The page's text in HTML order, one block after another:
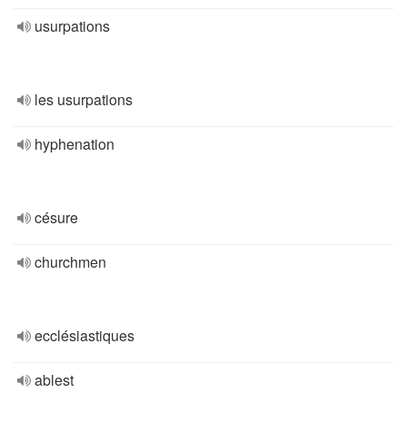
usurpations
les usurpations
hyphenation
césure
churchmen
ecclésiastiques
ablest